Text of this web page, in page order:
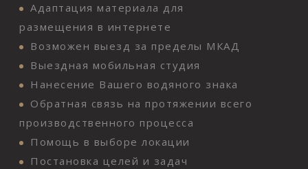
Адаптация материала для
размещения в интернете
Возможен выезд за пределы МКАД
Выездная мобильная студия
Нанесение Вашего водяного знака
Обратная связь на протяжении всего
производственного процесса
Помощь в выборе локации
Постановка целей и задач